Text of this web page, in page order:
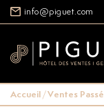
info@piguet.com
Accueil/Ventes